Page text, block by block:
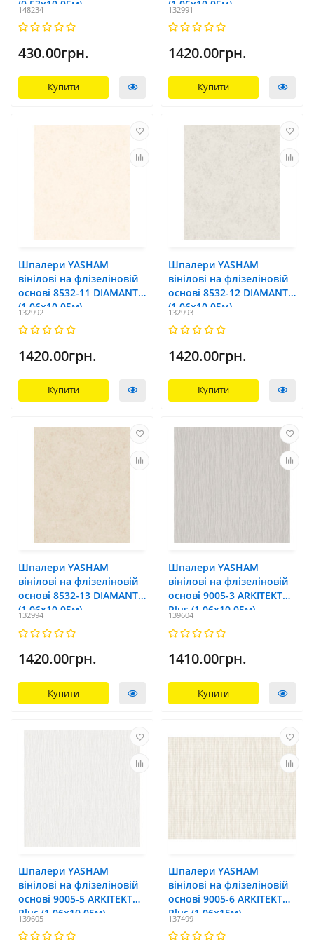
(0,53х10,05м)
148234
430.00грн.
Купити
(1,06x10,05м)
132991
1420.00грн.
Купити
Шпалери YASHAM
вінілові на флізеліновій
основі 8532-11 DIAMANTE
(1,06x10,05м)
132992
1420.00грн.
Купити
Шпалери YASHAM
вінілові на флізеліновій
основі 8532-12 DIAMANTE
(1,06x10,05м)
132993
1420.00грн.
Купити
Шпалери YASHAM
вінілові на флізеліновій
основі 8532-13 DIAMANTE
(1,06x10,05м)
132994
1420.00грн.
Купити
Шпалери YASHAM
вінілові на флізеліновій
основі 9005-3 ARKITEKT
Plus (1,06x10,05м)
139604
1410.00грн.
Купити
Шпалери YASHAM
вінілові на флізеліновій
основі 9005-5 ARKITEKT
Plus (1,06x10,05м)
139605
Шпалери YASHAM
вінілові на флізеліновій
основі 9005-6 ARKITEKT
Plus (1,06x15м)
137499